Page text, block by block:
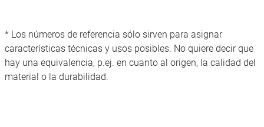
* Los números de referencia sólo sirven para asignar
características técnicas y usos posibles. No quiere decir que
hay una equivalencia, p.ej. en cuanto al origen, la calidad del
material o la durabilidad.